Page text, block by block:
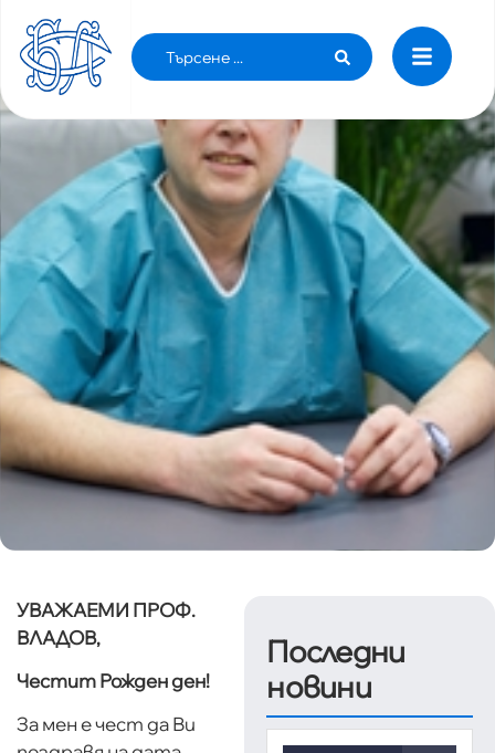
ПОЗДРАВИТЕЛЕН АДРЕС ОТ ИМЕТО НА Д-Р
ВЕНЦИСЛАВ ГРОЗЕВ
УВАЖАЕМИ ПРОФ.
ВЛАДОВ,
Честит Рожден ден!
За мен е чест да Ви
Последни
новини